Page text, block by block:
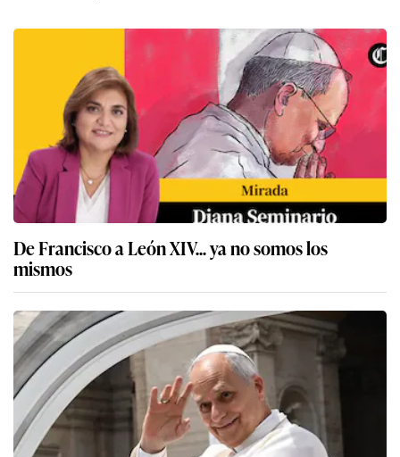
De Francisco a León XIV... ya no somos los
mismos